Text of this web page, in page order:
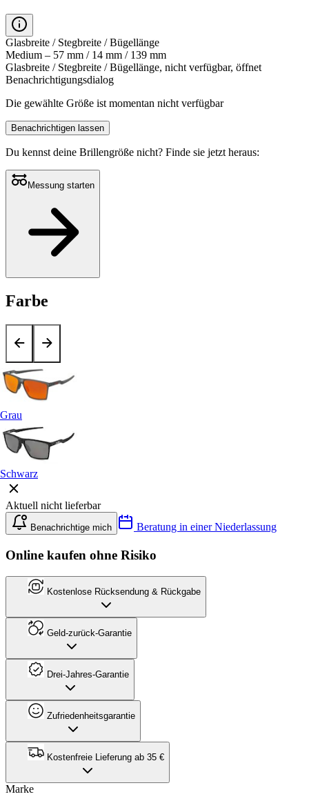
Glasbreite / Stegbreite / Bügellänge
Medium – 57 mm / 14 mm / 139 mm
Glasbreite / Stegbreite / Bügellänge, nicht verfügbar, öffnet
Benachrichtigungsdialog
Die gewählte Größe ist momentan nicht verfügbar
Benachrichtigen lassen
Du kennst deine Brillengröße nicht? Finde sie jetzt heraus:
Messung starten
Farbe
Grau
Schwarz
Aktuell nicht lieferbar
Benachrichtige mich Beratung in einer Niederlassung
Online kaufen ohne Risiko
Kostenlose Rücksendung & Rückgabe
Geld-zurück-Garantie
Drei-Jahres-Garantie
Zufriedenheitsgarantie
Kostenfreie Lieferung ab 35 €
Marke